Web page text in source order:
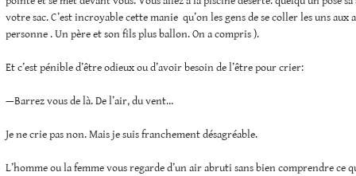
votre sac. C’est incroyable cette manie qu’on les gens de se coller les uns aux
personne . Un père et son fils plus ballon. On a compris ).
Et c’est pénible d’être odieux ou d’avoir besoin de l’être pour crier:
—Barrez vous de là. De l’air, du vent…
Je ne crie pas non. Mais je suis franchement désagréable.
L’homme ou la femme vous regarde d’un air abruti sans bien comprendre ce